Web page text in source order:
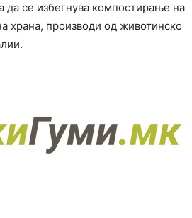
да се избегнува компостирање на
храна, производи од животинско